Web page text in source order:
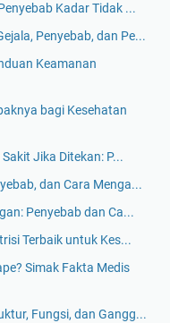
Kadar Tidak ...
Penyebab, dan Pe...
Keamanan
bagi Kesehatan
Jika Ditekan: P...
dan Cara Menga...
Penyebab dan Ca...
Terbaik untuk Kes...
Simak Fakta Medis
Fungsi, dan Gangg...